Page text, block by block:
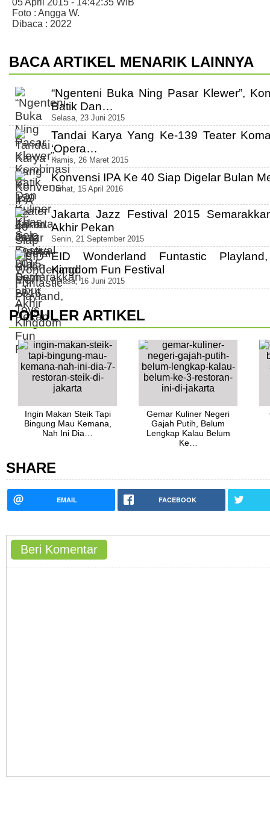
05 April 2015 - 14:42:35 WIB
Foto : Angga W.
Dibaca : 2022
BACA ARTIKEL MENARIK LAINNYA
“Ngenteni Buka Ning Pasar Klewer”,
Batik Dan…
Selasa, 23 Juni 2015
Tandai Karya Yang Ke-139 Teater
‘Opera…
Kamis, 26 Maret 2015
Konvensi IPA Ke 40 Siap Digelar Bulan
Jumat, 15 April 2016
Jakarta Jazz Festival 2015
Akhir Pekan
Senin, 21 September 2015
EID Wonderland Funtastic
Kingdom Fun Festival
Selasa, 16 Juni 2015
POPULER ARTIKEL
Ingin Makan Steik Tapi
Bingung Mau Kemana,
Nah Ini Dia…
Gemar Kuliner Negeri
Gajah Putih, Belum
Lengkap Kalau Belum
Ke…
SHARE
EMAIL FACEBOOK
Beri Komentar